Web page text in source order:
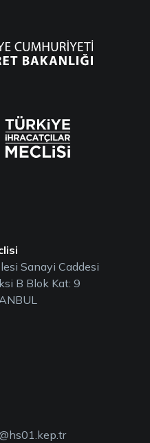
Sanayi Caddesi
B Blok Kat: 9